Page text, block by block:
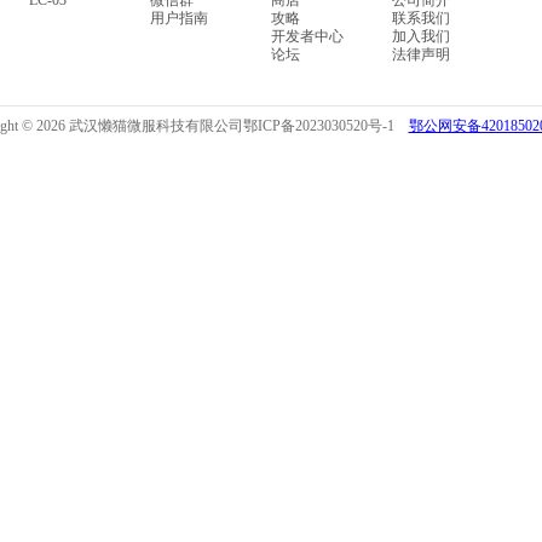
用户指南
攻略
开发者中心
论坛
联系我们
加入我们
法律声明
© 2026 武汉懒猫微服科技有限公司鄂ICP备2023030520号-1 鄂公网安备